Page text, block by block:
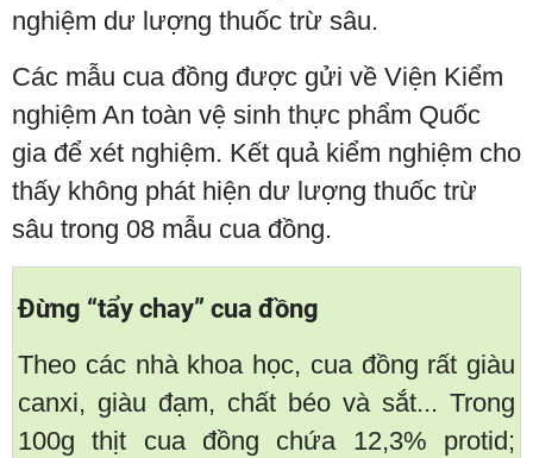
nghiệm dư lượng thuốc trừ sâu.
Các mẫu cua đồng được gửi về Viện Kiểm
nghiệm An toàn vệ sinh thực phẩm Quốc
gia để xét nghiệm. Kết quả kiểm nghiệm cho
thấy không phát hiện dư lượng thuốc trừ
sâu trong 08 mẫu cua đồng.
Đừng “tẩy chay” cua đồng
Theo các nhà khoa học, cua đồng rất giàu
canxi, giàu đạm, chất béo và sắt... Trong
100g thịt cua đồng chứa 12,3% protid;